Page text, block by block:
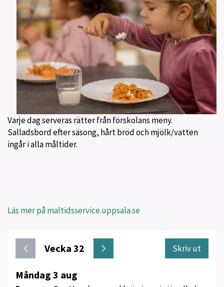
Varje dag serveras rätter från förskolans meny.
Salladsbord efter säsong, hårt bröd och mjölk/vatten
ingår i alla måltider.
Läs mer på maltidsservice.uppsala.se
Vecka 32 Skriv ut
Meny
Måndag 3 aug